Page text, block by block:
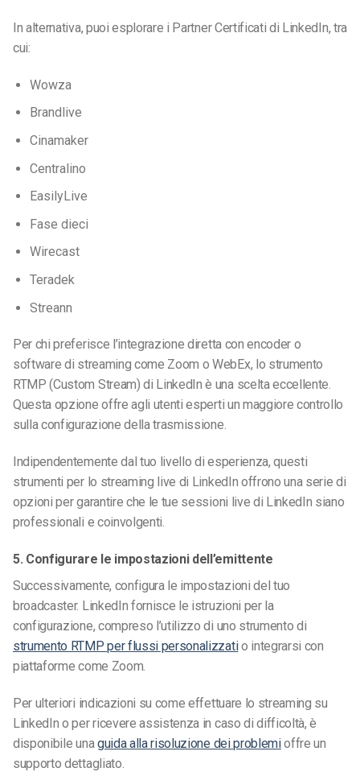
In alternativa, puoi esplorare i Partner Certificati di LinkedIn, tra
cui:
Wowza
Brandlive
Cinamaker
Centralino
EasilyLive
Fase dieci
Wirecast
Teradek
Streann
Per chi preferisce l’integrazione diretta con encoder o
software di streaming come Zoom o WebEx, lo strumento
RTMP (Custom Stream) di LinkedIn è una scelta eccellente.
Questa opzione offre agli utenti esperti un maggiore controllo
sulla configurazione della trasmissione.
Indipendentemente dal tuo livello di esperienza, questi
strumenti per lo streaming live di LinkedIn offrono una serie di
opzioni per garantire che le tue sessioni live di LinkedIn siano
professionali e coinvolgenti.
5. Configurare le impostazioni dell’emittente
Successivamente, configura le impostazioni del tuo
broadcaster. LinkedIn fornisce le istruzioni per la
configurazione, compreso l’utilizzo di uno strumento di
strumento RTMP per flussi personalizzatio integrarsi con
piattaforme come Zoom.
Per ulteriori indicazioni su come effettuare lo streaming su
LinkedIn o per ricevere assistenza in caso di difficoltà, è
disponibile unaguida alla risoluzione dei problemioffre un
supporto dettagliato.